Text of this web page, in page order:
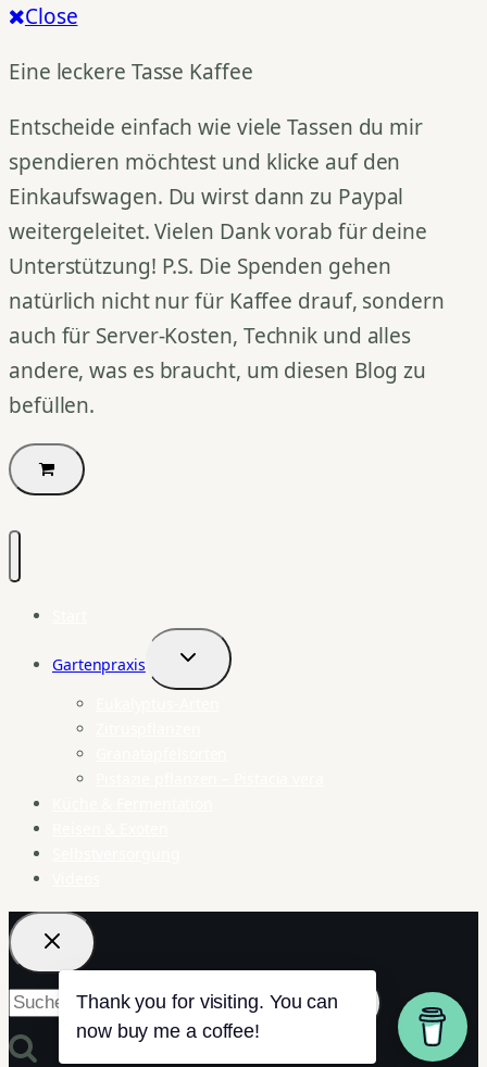
Close
Eine leckere Tasse Kaffee
Entscheide einfach wie viele Tassen du mir
spendieren möchtest und klicke auf den
Einkaufswagen. Du wirst dann zu Paypal
weitergeleitet. Vielen Dank vorab für deine
Unterstützung! P.S. Die Spenden gehen
natürlich nicht nur für Kaffee drauf, sondern
auch für Server-Kosten, Technik und alles
andere, was es braucht, um diesen Blog zu
befüllen.
Gartenpraxis
Untermenü
umschalten
Suchen
nach:
now buy me a coffee!